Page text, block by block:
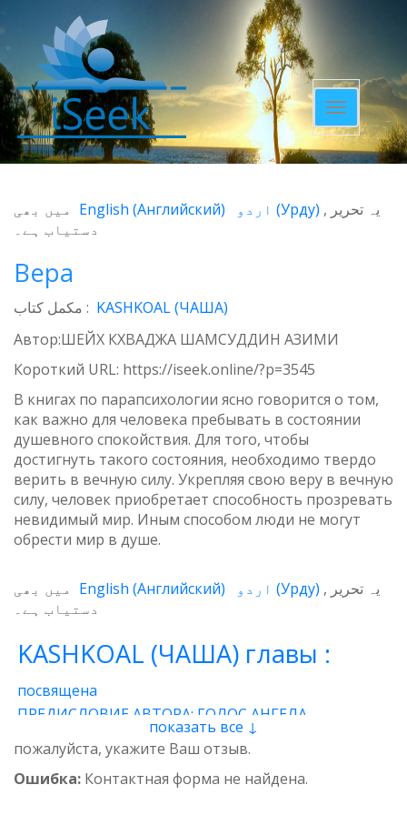
Toggle
navigation
یہ تحریر (Урду)
English (Английский)
میں بھی
دستیاب ہے۔
Вера
مکمل کتاب : KASHKOAL (ЧАША)
Автор:ШЕЙХ КХВАДЖА ШАМСУДДИН АЗИМИ
Короткий URL: https://iseek.online/?p=3545
В книгах по парапсихологии ясно говорится о том,
как важно для человека пребывать в состоянии
душевного спокойствия. Для того, чтобы
достигнуть такого состояния, необходимо твердо
верить в вечную силу. Укрепляя свою веру в вечную
силу, человек приобретает способность прозревать
невидимый мир. Иным способом люди не могут
обрести мир в душе.
یہ تحریر (Урду)
English (Английский)
میں بھی
دستیاب ہے۔
KASHKOAL (ЧАША) главы :
посвящена
ПРЕДИСЛОВИЕ АВТОРА: ГОЛОС АНГЕЛА
1 - Энергия
2 - Атом 3 - Восток и Запад
4 - Пространственные нити
5 - Звучащая глина
6 - Итог 7 - Качества
8 - وجدان
показать все ↓
пожалуйста, укажите Ваш отзыв.
Ошибка: Контактная форма не найдена.